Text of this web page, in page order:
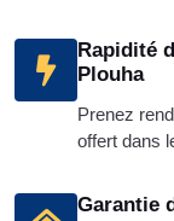
Rapidité
Plouha
Prenez
offert dans
Garantie